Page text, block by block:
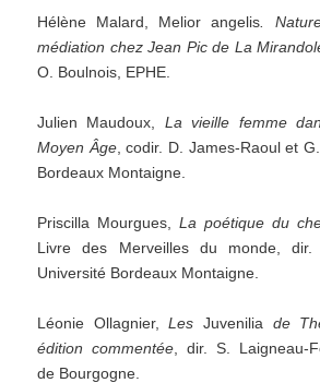
Hélène Malard, Melior angelis.
médiation chez Jean Pic de La
O. Boulnois, EPHE.
Julien Maudoux, La vieille femme
Moyen Âge, codir. D. James-Raoul et
Bordeaux Montaigne.
Priscilla Mourgues,La poétique du
Livre des Merveilles du monde, dir.
Université Bordeaux Montaigne.
Léonie Ollagnier,Les Juvenilia de
édition commentée , dir. S. Laigneau-
de Bourgogne.